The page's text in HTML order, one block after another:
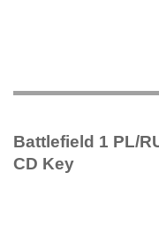
Battlefield 1 PL/
CD Key